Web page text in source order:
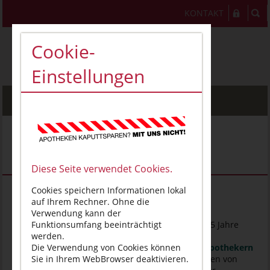
KONTAKT
Organe der
Apothekerkammer
1. Kammerversammlung
von allen Kammerangehörigen für jeweils 5 Jahre
gewähltes Gremium, bestehend aus
20 selbstständigen und 20 angestellten Apothekern
Beschlussfassung über alle Angelegenheiten von
Cookie-
Einstellungen
Diese Seite verwendet Cookies.
Cookies speichern Informationen lokal
auf Ihrem Rechner. Ohne die
Verwendung kann der
Funktionsumfang beeinträchtigt
werden.
Die Verwendung von Cookies können
Sie in Ihrem WebBrowser deaktivieren.